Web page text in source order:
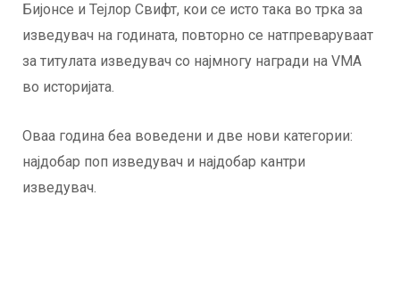
Бијонсе и Тејлор Свифт, кои се исто така во трка за
изведувач на годината, повторно се натпреваруваат
за титулата изведувач со најмногу награди на VMA
во историјата.
Оваа година беа воведени и две нови категории:
најдобар поп изведувач и најдобар кантри
изведувач.